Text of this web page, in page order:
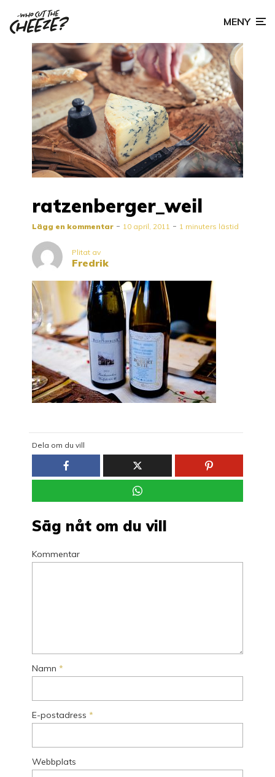
MENY
ratzenberger_weil
Lägg en kommentar 10 april, 2011 1 minuters lästid
Plitat av
Fredrik
Dela om du vill
Säg nåt om du vill
Kommentar
Namn *
E-postadress *
Webbplats